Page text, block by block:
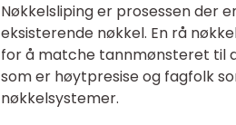
Nøkkelsliping er prosessen der
eksisterende nøkkel. En rå
for å matche tannmønsteret til
som er høytpresise og fagfolk
nøkkelsystemer.